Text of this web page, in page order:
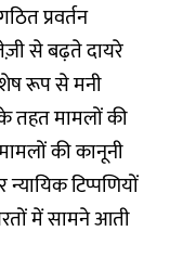
प्रवर्तन
से बढ़ते दायरे
रूप से मनी
तहत मामलों की
की कानूनी
टिप्पणियों
में सामने आती